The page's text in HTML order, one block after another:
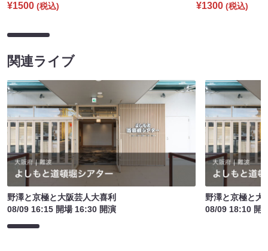
¥1500 (税込)
¥1300 (税込)
関連ライブ
野澤と京極と大阪芸人大喜利
08/09 16:15 開場 16:30 開演
野澤と京極と大
08/09 18:10 開